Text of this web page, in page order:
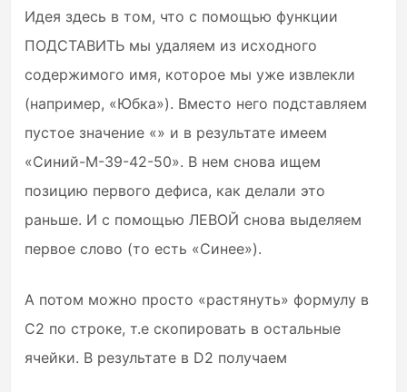
Идея здесь в том, что с помощью функции
ПОДСТАВИТЬ мы удаляем из исходного
содержимого имя, которое мы уже извлекли
(например, «Юбка»). Вместо него подставляем
пустое значение «» и в результате имеем
«Синий-М-39-42-50». В нем снова ищем
позицию первого дефиса, как делали это
раньше. И с помощью ЛЕВОЙ снова выделяем
первое слово (то есть «Синее»).
А потом можно просто «растянуть» формулу в
С2 по строке, т.е скопировать в остальные
ячейки. В результате в D2 получаем